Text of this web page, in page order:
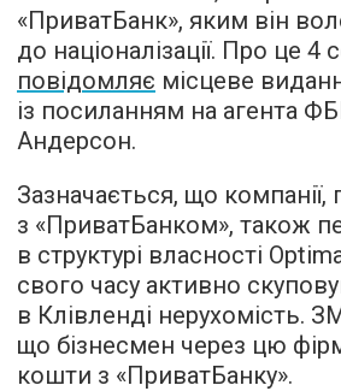
«ПриватБанк», яким він
до націоналізації. Про це 4
повідомляє місцеве
із посиланням на агента
Андерсон.
Зазначається, що компанії,
з «ПриватБанком», також
в структурі власності
свого часу активно
в Клівленді нерухомість.
що бізнесмен через цю
кошти з «ПриватБанку».